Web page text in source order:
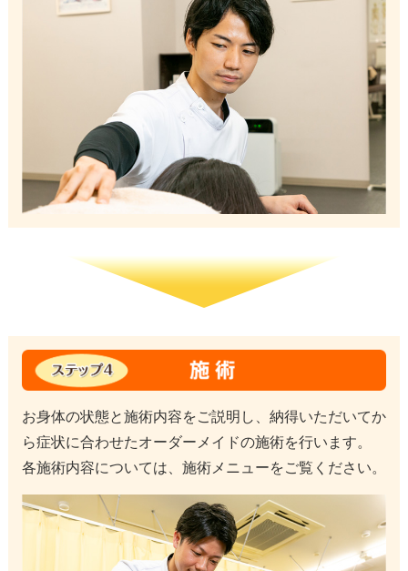
お身体の状態と施術内容をご説明し、納得いただいてか
ら症状に合わせたオーダーメイドの施術を行います。
各施術内容については、施術メニューをご覧ください。